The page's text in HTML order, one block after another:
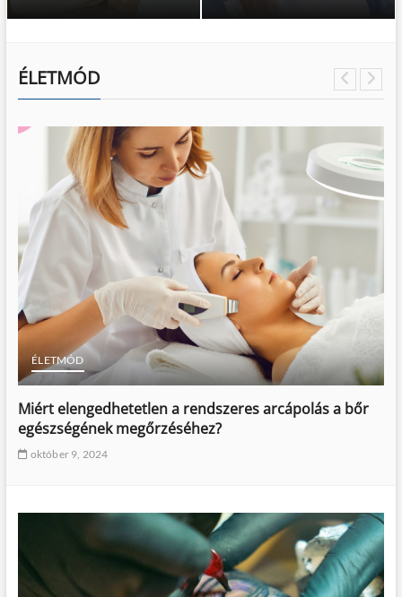
ÉLETMÓD
ÉLETMÓD
Miért elengedhetetlen a rendszeres arcápolás a bőr
egészségének megőrzéséhez?
október 9, 2024